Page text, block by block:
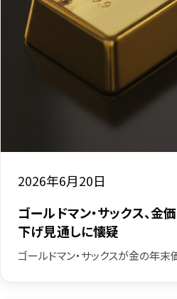
2026年6月20日
ゴールドマン・サックス、金
下げ見通しに懐疑
ゴールドマン・サックスが金の年